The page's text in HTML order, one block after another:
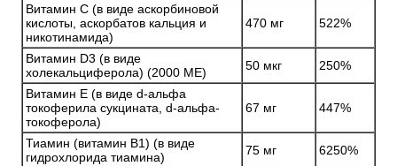
Витамин С (в виде аскорбиновой
кислоты, аскорбатов кальция и
никотинамида)
470 мг 522%
Витамин D3 (в виде
холекальциферола) (2000 МЕ)
50 мкг
250%
Витамин E (в виде d-альфа
токоферила сукцината, d-альфа-
токоферола)
67 мг 447%
Тиамин (витамин B1) (в виде
гидрохлорида тиамина)
75 мг
6250%